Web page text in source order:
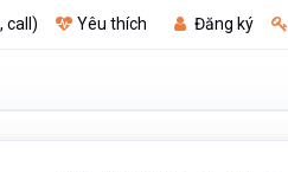
call) Yêu thích Đăng ký